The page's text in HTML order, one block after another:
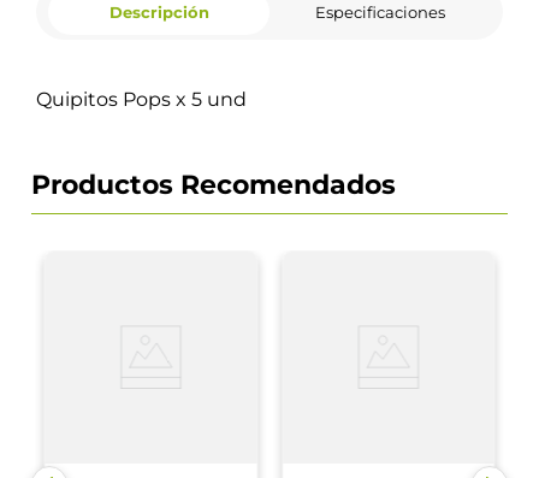
Descripción Especificaciones
Quipitos Pops x 5 und
Productos Recomendados